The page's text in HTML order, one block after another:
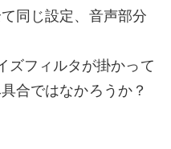
同じ設定、音声部分
ズフィルタが掛かって
合ではなかろうか？